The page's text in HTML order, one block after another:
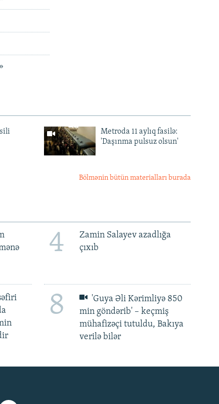
Metroda 11 aylıq fasilə:
'Daşınma pulsuz olsun'
Bölmənin bütün materialları burada
4
Zamin Salayev azadlığa
çıxıb
8
'Guya Əli Kərimliyə 850
min göndərib' – keçmiş
mühafizəçi tutuldu, Bakıya
verilə bilər